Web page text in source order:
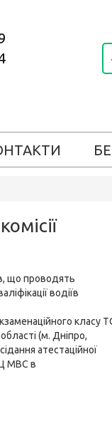
що проводять
водіїв
класу
(м. Дніпро,
атестаційної
МВС в